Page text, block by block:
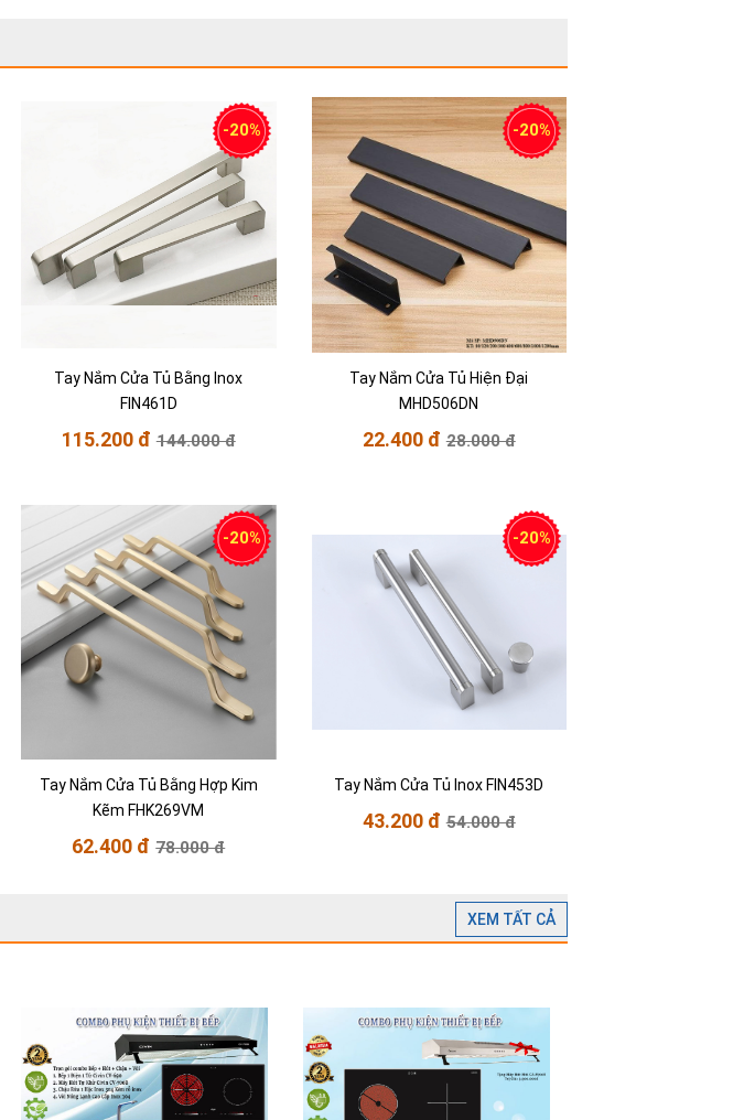
-20%
Tay Nắm Cửa Tủ Bằng Inox
FIN461D
115.200 đ 144.000 đ
-20%
Tay Nắm Cửa Tủ Hiện Đại
MHD506DN
22.400 đ 28.000 đ
-20%
Tay Nắm Cửa Tủ Bằng Hợp Kim
Kẽm FHK269VM
62.400 đ 78.000 đ
-20%
Tay Nắm Cửa Tủ Inox FIN453D
43.200 đ 54.000 đ
XEM TẤT CẢ